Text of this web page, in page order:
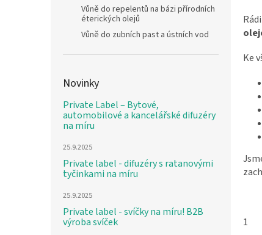
Vůně do repelentů na bázi přírodních
éterických olejů
Vůně do zubních past a ústních vod
Novinky
Private Label – Bytové,
automobilové a kancelářské difuzéry
na míru
25.9.2025
Private label - difuzéry s ratanovými
tyčinkami na míru
25.9.2025
Private label - svíčky na míru! B2B
výroba svíček
Ke
1